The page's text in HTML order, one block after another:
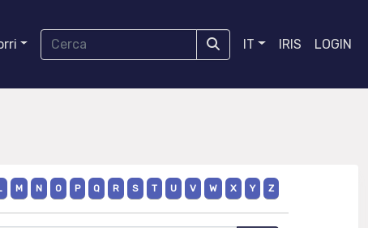
IT IRIS LOGIN
M N O P Q R S T U V W X Y Z